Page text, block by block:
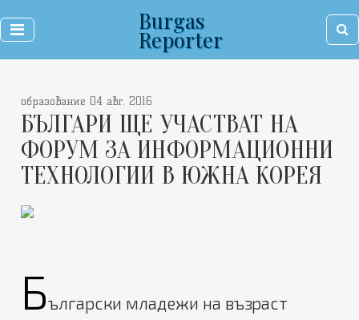
Burgas
Reporter
образование 04 авг. 2016
БЪЛГАРИ ЩЕ УЧАСТВАТ НА
ФОРУМ ЗА ИНФОРМАЦИОННИ
ТЕХНОЛОГИИ В ЮЖНА КОРЕЯ
Български младежи на възраст